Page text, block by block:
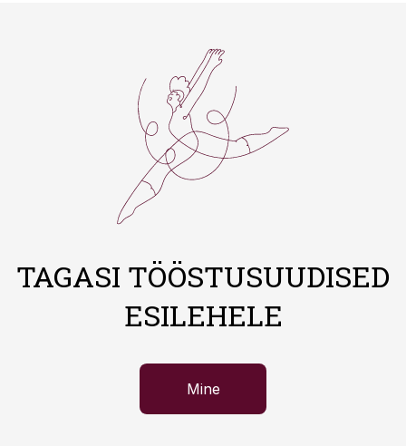
TAGASI TÖÖSTUSUUDISED
ESILEHELE
Mine